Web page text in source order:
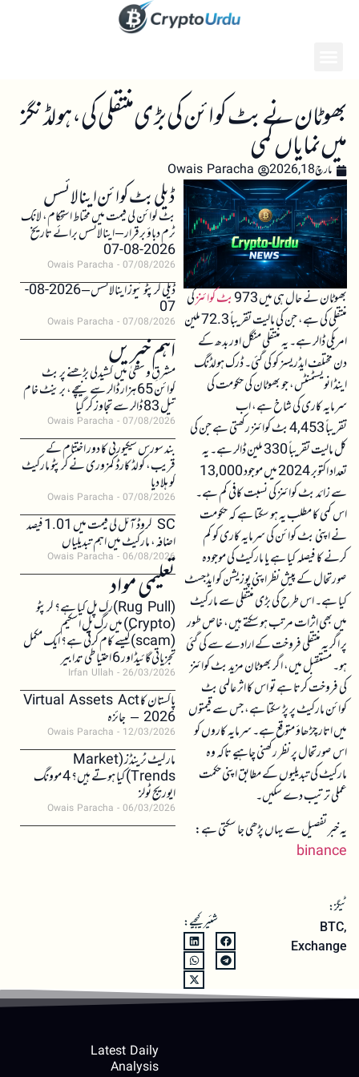
بھوٹان نے بٹ کوائن کی بڑی منتقلی کی، ہولڈنگز
میں نمایاں کمی
مارچ 18, 2026 Owais Paracha
بھوٹان نے حال ہی میں 973 بٹ کوائنز کی
منتقلی کی ہے، جن کی مالیت تقریباً 72.3 ملین
امریکی ڈالر ہے۔ یہ منتقلی منگل اور بدھ کے
دن مختلف ایڈریسز کو کی گئی۔ ڈرک ہولڈنگ
اینڈ انویسٹمنٹس، جو بھوٹان کی حکومت کی
سرمایہ کاری کی شاخ ہے، اب
تقریباً 4,453 بٹ کوائنز رکھتی ہے جن کی
کل مالیت تقریباً 330 ملین ڈالر ہے۔ یہ
تعداد اکتوبر 2024 میں موجود 13,000
سے زائد بٹ کوائنز کی نسبت کافی کم ہے۔
اس کمی کا مطلب یہ ہو سکتا ہے کہ حکومت
نے اپنی بٹ کوائن کی سرمایہ کاری کو کم
کرنے کا فیصلہ کیا ہے یا مارکیٹ کی موجودہ
صورتحال کے پیش نظر اپنی پوزیشن کو ایڈجسٹ
کیا ہے۔ اس طرح کی بڑی منتقلی سے مارکیٹ
میں بھی اثرات مرتب ہو سکتے ہیں، خاص طور
پر اگر یہ منتقلی فروخت کے ارادے سے کی گئی
ہو۔ مستقبل میں، اگر بھوٹان مزید بٹ کوائنز
کی فروخت کرتا ہے تو اس کا اثر عالمی بٹ
کوائن مارکیٹ پر پڑ سکتا ہے، جس سے قیمتوں
میں اتار چڑھاؤ متوقع ہے۔ سرمایہ کاروں کو
اس صورتحال پر نظر رکھنی چاہیے تاکہ وہ
مارکیٹ کی تبدیلیوں کے مطابق اپنی حکمت
عملی ترتیب دے سکیں۔
یہ خبر تفصیل سے یہاں پڑھی جا سکتی ہے:
binance
ٹیگز:
BTC,
Exchange
شئیر کیجیے:
ڈیلی بٹ کوائن اینالائسس
بٹ کوائن کی قیمت میں محتاط استحکام، لانگ
ٹرم دباؤ برقرار – اینالائسس برائے تاریخ
2026-08-07
Owais Paracha 07/08/2026
ڈیلی کرپٹو نیوز اینالائسس – 2026-08-
07
Owais Paracha 07/08/2026
اہم خبریں
مشرقِ وسطیٰ میں کشیدگی بڑھنے پر بٹ
کوائن 65 ہزار ڈالر سے نیچے، برینٹ خام
تیل 83 ڈالر سے تجاوز کر گیا
Owais Paracha 07/08/2026
بند سورس سیکیورٹی کا دور اختتام کے
قریب، کولڈ کارڈ کمزوری نے کرپٹو مارکیٹ
کو ہلا دیا
Owais Paracha 07/08/2026
SC کروڈ آئل کی قیمت میں 1.01 فیصد
اضافہ، مارکیٹ میں اہم تبدیلیاں
Owais Paracha 06/08/2026
تعلیمی مواد(Rug Pull)رگ پل کیا ہے؟ کرپٹو
(Crypto) میں رگ پل اسکیم
(scam)کیسے کام کرتی ہے؟ ایک مکمل
تجزیاتی گائیڈ اور 6 احتیاطی تدابیر
Irfan Ullah 26/03/2026
پاکستان کا Virtual Assets Act
2026 – جائزہ
Owais Paracha 12/03/2026
مارکیٹ ٹرینڈز (Market
Trends) کیا ہوتے ہیں؟ 4 موونگ
ایوریج ٹولز
Owais Paracha 06/03/2026
Latest Daily
Analysis